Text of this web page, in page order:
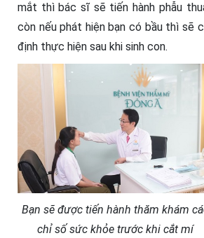
mắt thì bác sĩ sẽ tiến hành phẫu
còn nếu phát hiện bạn có bầu thì sẽ
định thực hiện sau khi sinh con.
Bạn sẽ được tiến hành thăm khám
chỉ số sức khỏe trước khi cắt mí